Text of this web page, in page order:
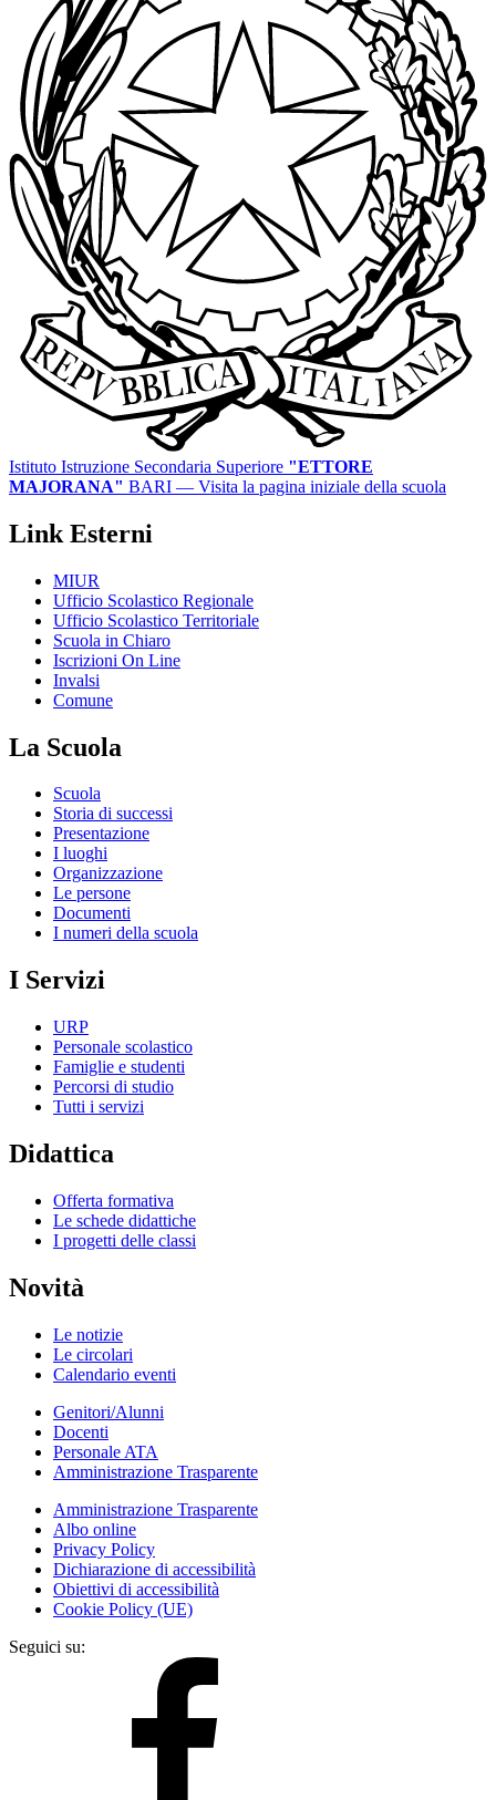
Istituto Istruzione Secondaria Superiore "ETTORE
MAJORANA" BARI — Visita la pagina iniziale della scuola
Link Esterni
MIUR
Ufficio Scolastico Regionale
Ufficio Scolastico Territoriale
Scuola in Chiaro
Iscrizioni On Line
Invalsi
Comune
La Scuola
Scuola
Storia di successi
Presentazione
I luoghi
Organizzazione
Le persone
Documenti
I numeri della scuola
I Servizi
URP
Personale scolastico
Famiglie e studenti
Percorsi di studio
Tutti i servizi
Didattica
Offerta formativa
Le schede didattiche
I progetti delle classi
Novità
Le notizie
Le circolari
Calendario eventi
Genitori/Alunni
Docenti
Personale ATA
Amministrazione Trasparente
Amministrazione Trasparente
Albo online
Privacy Policy
Dichiarazione di accessibilità
Obiettivi di accessibilità
Cookie Policy (UE)
Seguici su: